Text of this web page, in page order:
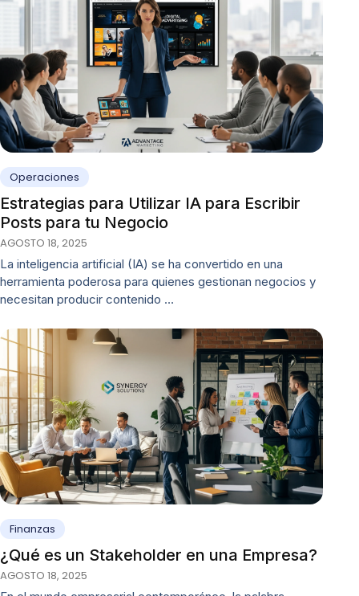
Operaciones
Estrategias para Utilizar IA para Escribir
Posts para tu Negocio
AGOSTO 18, 2025
La inteligencia artificial (IA) se ha convertido en una
herramienta poderosa para quienes gestionan negocios y
necesitan producir contenido …
Finanzas
¿Qué es un Stakeholder en una Empresa?
AGOSTO 18, 2025